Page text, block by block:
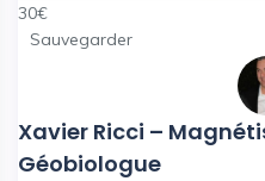
30€
Sauvegarder
Xavier Ricci –
Géobiologue